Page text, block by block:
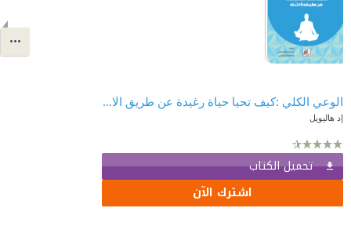
الوعي الكلي :كيف تحيا حياة رغيدة عن طريق الانتباه
إد هاليويل
تحميل الكتاب
اشترك الآن